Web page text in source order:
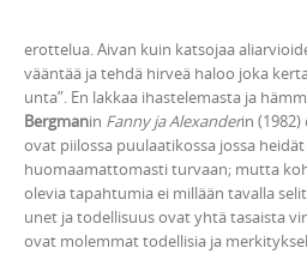
erottelua. Aivan kuin katsojaa
vääntää ja tehdä hirveä haloo joka
unta”. En lakkaa ihastelemasta ja
Bergmanin Fanny ja Alexanderin
ovat piilossa puulaatikossa jossa
huomaamattomasti turvaan; mutta
olevia tapahtumia ei millään tavalla
unet ja todellisuus ovat yhtä tasaista
ovat molemmat todellisia ja